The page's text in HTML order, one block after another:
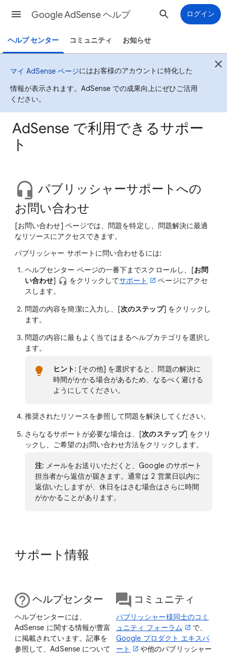
Google AdSense ヘルプ ログイン
ヘルプ センター コミュニティ お知らせ
マイ AdSense ページにはお客様のアカウントに特化した
情報が表示されます。AdSense での成果向上にぜひご活用
ください。
AdSense で利用できるサポー
ト
パブリッシャーサポートへの
お問い合わせ
[お問い合わせ] ページでは、問題を特定し、問題解決に最適
なリソースにアクセスできます。
パブリッシャー サポートに問い合わせるには:
ヘルプセンター ページの一番下までスクロールし、[お問
い合わせ] をクリックしてサポート
ページにアクセ
スします。
問題の内容を簡潔に入力し、[次のステップ] をクリックし
ます。
問題の内容に最もよく当てはまるヘルプカテゴリを選択し
ます。
ヒント: [その他] を選択すると、問題の解決に
時間がかかる場合があるため、なるべく避ける
ようにしてください。
推奨されたリソースを参照して問題を解決してください。
さらなるサポートが必要な場合は、[次のステップ] をクリ
ックし、ご希望のお問い合わせ方法をクリックします。
注: メールをお送りいただくと、Google のサポート
担当者から返信が届きます。通常は 2 営業日以内に
返信いたしますが、休日をはさむ場合はさらに時間
がかかることがあります。
サポート情報
ヘルプセンター
ヘルプセンターには、
AdSense に関する情報が豊富
に掲載されています。記事を
参照して、AdSense について
コミュニティ
パブリッシャー様同士のコミ
ュニティ フォーラム
で、
Google プロダクト エキスパ
ート
や他のパブリッシャー